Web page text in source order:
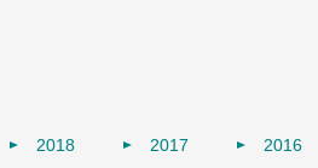
2018 2017 2016